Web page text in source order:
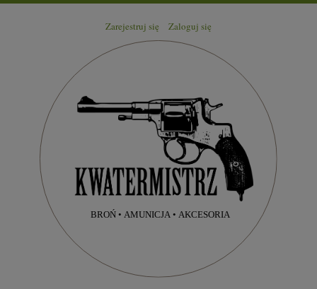
Zarejestruj się Zaloguj się